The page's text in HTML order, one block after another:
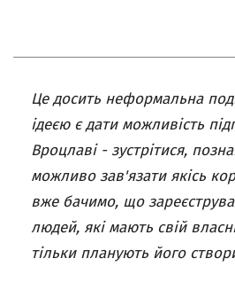
Це досить неформальна
ідеєю є дати можливість
Вроцлаві - зустрітися,
можливо зав'язати якісь
вже бачимо, що
людей, які мають свій
тільки планують його